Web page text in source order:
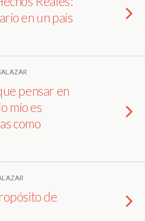
en un país
pensar en
mío es
como
de